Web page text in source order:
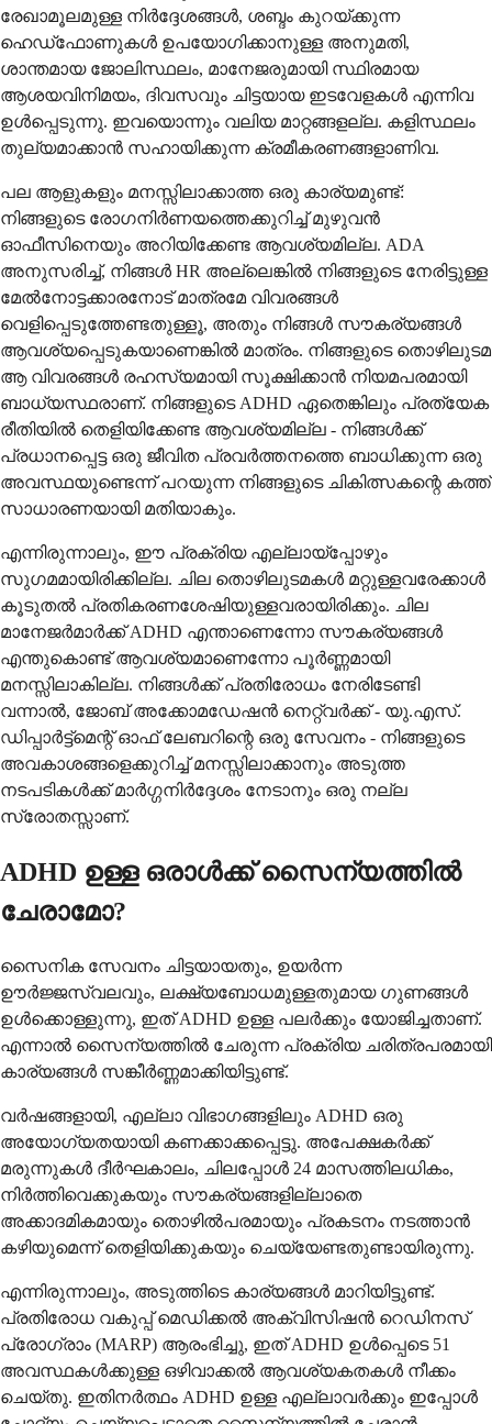
രേഖാമൂലമുള്ള നിർദ്ദേശങ്ങൾ, ശബ്ദം കുറയ്ക്കുന്ന
ഹെഡ്‌ഫോണുകൾ ഉപയോഗിക്കാനുള്ള അനുമതി,
ശാന്തമായ ജോലിസ്ഥലം, മാനേജരുമായി സ്ഥിരമായ
ആശയവിനിമയം, ദിവസവും ചിട്ടയായ ഇടവേളകൾ എന്നിവ
ഉൾപ്പെടുന്നു. ഇവയൊന്നും വലിയ മാറ്റങ്ങളല്ല. കളിസ്ഥലം
തുല്യമാക്കാൻ സഹായിക്കുന്ന ക്രമീകരണങ്ങളാണിവ.
പല ആളുകളും മനസ്സിലാക്കാത്ത ഒരു കാര്യമുണ്ട്:
നിങ്ങളുടെ രോഗനിർണയത്തെക്കുറിച്ച് മുഴുവൻ
ഓഫീസിനെയും അറിയിക്കേണ്ട ആവശ്യമില്ല. ADA
അനുസരിച്ച്, നിങ്ങൾ HR അല്ലെങ്കിൽ നിങ്ങളുടെ നേരിട്ടുള്ള
മേൽനോട്ടക്കാരനോട് മാത്രമേ വിവരങ്ങൾ
വെളിപ്പെടുത്തേണ്ടതുള്ളൂ, അതും നിങ്ങൾ സൗകര്യങ്ങൾ
ആവശ്യപ്പെടുകയാണെങ്കിൽ മാത്രം. നിങ്ങളുടെ തൊഴിലുടമ
ആ വിവരങ്ങൾ രഹസ്യമായി സൂക്ഷിക്കാൻ നിയമപരമായി
ബാധ്യസ്ഥരാണ്. നിങ്ങളുടെ ADHD ഏതെങ്കിലും പ്രത്യേക
രീതിയിൽ തെളിയിക്കേണ്ട ആവശ്യമില്ല - നിങ്ങൾക്ക്
പ്രധാനപ്പെട്ട ഒരു ജീവിത പ്രവർത്തനത്തെ ബാധിക്കുന്ന ഒരു
അവസ്ഥയുണ്ടെന്ന് പറയുന്ന നിങ്ങളുടെ ചികിത്സകന്റെ കത്ത്
സാധാരണയായി മതിയാകും.
എന്നിരുന്നാലും, ഈ പ്രക്രിയ എല്ലായ്പ്പോഴും
സുഗമമായിരിക്കില്ല. ചില തൊഴിലുടമകൾ മറ്റുള്ളവരേക്കാൾ
കൂടുതൽ പ്രതികരണശേഷിയുള്ളവരായിരിക്കും. ചില
മാനേജർമാർക്ക് ADHD എന്താണെന്നോ സൗകര്യങ്ങൾ
എന്തുകൊണ്ട് ആവശ്യമാണെന്നോ പൂർണ്ണമായി
മനസ്സിലാകില്ല. നിങ്ങൾക്ക് പ്രതിരോധം നേരിടേണ്ടി
വന്നാൽ, ജോബ് അക്കോമഡേഷൻ നെറ്റ്‌വർക്ക് - യു.എസ്.
ഡിപ്പാർട്ട്‌മെന്റ് ഓഫ് ലേബറിന്റെ ഒരു സേവനം - നിങ്ങളുടെ
അവകാശങ്ങളെക്കുറിച്ച് മനസ്സിലാക്കാനും അടുത്ത
നടപടികൾക്ക് മാർഗ്ഗനിർദ്ദേശം നേടാനും ഒരു നല്ല
സ്രോതസ്സാണ്.
ADHD ഉള്ള ഒരാൾക്ക് സൈന്യത്തിൽ
ചേരാമോ?
സൈനിക സേവനം ചിട്ടയായതും, ഉയർന്ന
ഊർജ്ജസ്വലവും, ലക്ഷ്യബോധമുള്ളതുമായ ഗുണങ്ങൾ
ഉൾക്കൊള്ളുന്നു, ഇത് ADHD ഉള്ള പലർക്കും യോജിച്ചതാണ്.
എന്നാൽ സൈന്യത്തിൽ ചേരുന്ന പ്രക്രിയ ചരിത്രപരമായി
കാര്യങ്ങൾ സങ്കീർണ്ണമാക്കിയിട്ടുണ്ട്.
വർഷങ്ങളായി, എല്ലാ വിഭാഗങ്ങളിലും ADHD ഒരു
അയോഗ്യതയായി കണക്കാക്കപ്പെട്ടു. അപേക്ഷകർക്ക്
മരുന്നുകൾ ദീർഘകാലം, ചിലപ്പോൾ 24 മാസത്തിലധികം,
നിർത്തിവെക്കുകയും സൗകര്യങ്ങളില്ലാതെ
അക്കാദമികമായും തൊഴിൽപരമായും പ്രകടനം നടത്താൻ
കഴിയുമെന്ന് തെളിയിക്കുകയും ചെയ്യേണ്ടതുണ്ടായിരുന്നു.
എന്നിരുന്നാലും, അടുത്തിടെ കാര്യങ്ങൾ മാറിയിട്ടുണ്ട്.
പ്രതിരോധ വകുപ്പ് മെഡിക്കൽ അക്വിസിഷൻ റെഡിനസ്
പ്രോഗ്രാം (MARP) ആരംഭിച്ചു, ഇത് ADHD ഉൾപ്പെടെ 51
അവസ്ഥകൾക്കുള്ള ഒഴിവാക്കൽ ആവശ്യകതകൾ നീക്കം
ചെയ്തു. ഇതിനർത്ഥം ADHD ഉള്ള എല്ലാവർക്കും ഇപ്പോൾ